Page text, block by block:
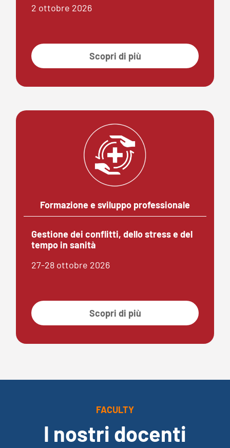
2 ottobre 2026
Scopri di più
Formazione e sviluppo professionale
Gestione dei conflitti, dello stress e del
tempo in sanità
27-28 ottobre 2026
Scopri di più
FACULTY
I nostri docenti